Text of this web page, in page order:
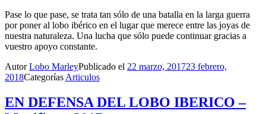
Pase lo que pase, se trata tan sólo de una batalla en la larga guerra
por poner al lobo ibérico en el lugar que merece entre las joyas de
nuestra naturaleza. Una lucha que sólo puede continuar gracias a
vuestro apoyo constante.
AutorLobo MarleyPublicado el 22 marzo, 201723 febrero,
2018Categorías Articulos
EN DEFENSA DEL LOBO IBERICO –